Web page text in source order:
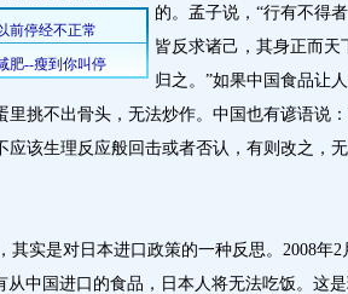
的。孟子说，“行有不得者
皆反求诸己，其身正而天
归之。”如果中国食品让
里挑不出骨头，无法炒作。中国也有谚语说
该生理反应般回击或者否认，有则改之，无
实是对日本进口政策的一种反思。2008年2
从中国进口的食品，日本人将无法吃饭。这